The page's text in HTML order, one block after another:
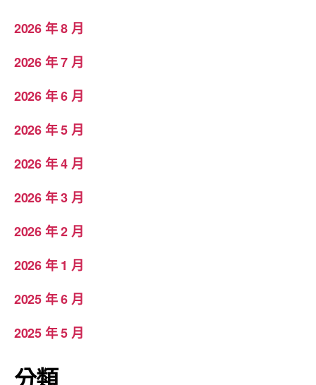
2026 年 8 月
2026 年 7 月
2026 年 6 月
2026 年 5 月
2026 年 4 月
2026 年 3 月
2026 年 2 月
2026 年 1 月
2025 年 6 月
2025 年 5 月
分類